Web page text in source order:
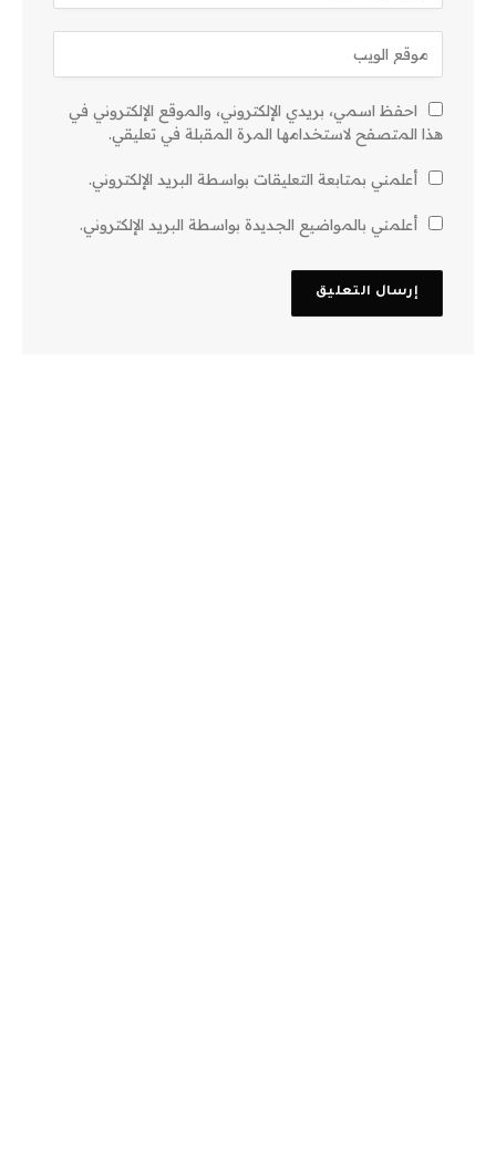
احفظ اسمي، بريدي الإلكتروني، والموقع الإلكتروني في
هذا المتصفح لاستخدامها المرة المقبلة في تعليقي.
أعلمني بمتابعة التعليقات بواسطة البريد الإلكتروني.
أعلمني بالمواضيع الجديدة بواسطة البريد الإلكتروني.